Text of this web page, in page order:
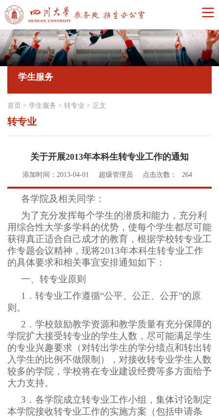
学生服务
首页 > 学生服务 > 转专业 > 正文
转专业
关于开展2013年本科生转专业工作的通知
添加时间：2013-04-01 超级管理员 点击次数： 264
各学院及相关同学：
为了充分发挥每个学生的潜质和能力，充分利
用综合性大学多学科的优势，使每个学生都尽可能
获得真正适合自己成才的教育，根据学校转专业工
作专题会议精神，现将2013年本科生转专业工作
的具体要求和相关事宜安排通知如下：
一、转专业原则
1 ．转专业工作遵循“公平、公正、公开”的原
则。
2 ．学校鼓励教学资源和教学质量有充分保障的
学院扩大接受转专业的学生人数，尽可能满足学生
的专业兴趣要求（对转出学生的学分绩点和转出转
入学生的比例不做限制），对接收转专业学生人数
较多的学院，学校将在专业建设经费等多方面给予
大力支持。
3 ．各学院成立转专业工作小组，集体讨论制定
本学院接收转专业工作的实施方案（包括申请条